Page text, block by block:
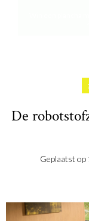
De
Geplaatst op